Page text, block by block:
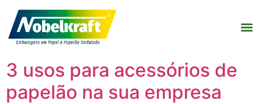
3 usos para acessórios de
papelão na sua empresa